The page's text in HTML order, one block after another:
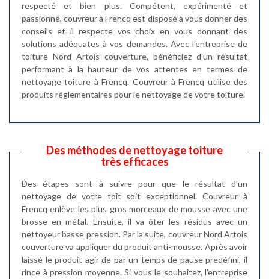
respecté et bien plus. Compétent, expérimenté et
passionné, couvreur à Frencq est disposé à vous donner des
conseils et il respecte vos choix en vous donnant des
solutions adéquates à vos demandes. Avec l’entreprise de
toiture Nord Artois couverture, bénéficiez d’un résultat
performant à la hauteur de vos attentes en termes de
nettoyage toiture à Frencq. Couvreur à Frencq utilise des
produits réglementaires pour le nettoyage de votre toiture.
Des méthodes de nettoyage toiture
très efficaces
Des étapes sont à suivre pour que le résultat d’un
nettoyage de votre toit soit exceptionnel. Couvreur à
Frencq enlève les plus gros morceaux de mousse avec une
brosse en métal. Ensuite, il va ôter les résidus avec un
nettoyeur basse pression. Par la suite, couvreur Nord Artois
couverture va appliquer du produit anti-mousse. Après avoir
laissé le produit agir de par un temps de pause prédéfini, il
rince à pression moyenne. Si vous le souhaitez, l’entreprise